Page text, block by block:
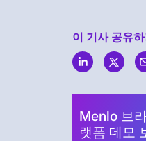
이 기사 공유하
Menlo 브
랫폼 데모